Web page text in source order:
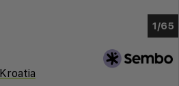
1/58
Kroatia